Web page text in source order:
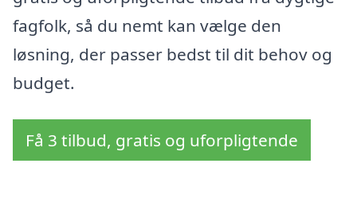
fagfolk, så du nemt kan vælge den
løsning, der passer bedst til dit behov og
budget.
Få 3 tilbud, gratis og uforpligtende